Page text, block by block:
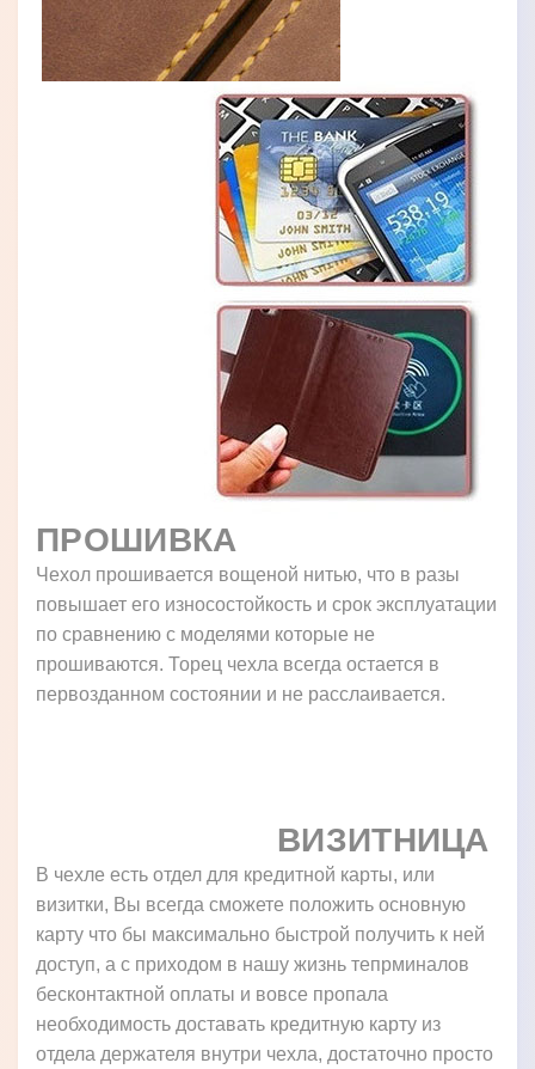
ПРОШИВКА
Чехол прошивается вощеной нитью, что в разы
повышает его износостойкость и срок эксплуатации
по сравнению с моделями которые не
прошиваются. Торец чехла всегда остается в
первозданном состоянии и не расслаивается.
ВИЗИТНИЦА
В чехле есть отдел для кредитной карты, или
визитки, Вы всегда сможете положить основную
карту что бы максимально быстрой получить к ней
доступ, а с приходом в нашу жизнь тепрминалов
бесконтактной оплаты и вовсе пропала
необходимость доставать кредитную карту из
отдела держателя внутри чехла, достаточно просто